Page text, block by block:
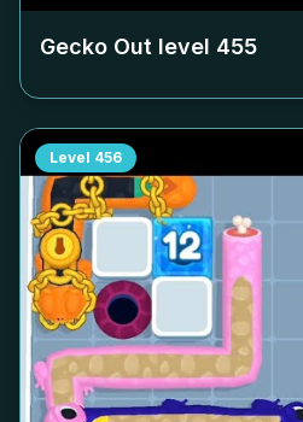
Gecko Out level 455
Level 456